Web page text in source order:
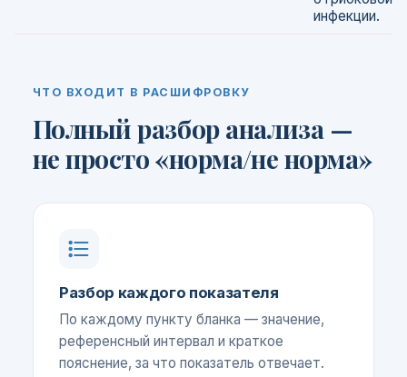
инфекции.
ЧТО ВХОДИТ В РАСШИФРОВКУ
Полный разбор анализа —
не просто «норма/не норма»
Разбор каждого показателя
По каждому пункту бланка — значение,
референсный интервал и краткое
пояснение, за что показатель отвечает.